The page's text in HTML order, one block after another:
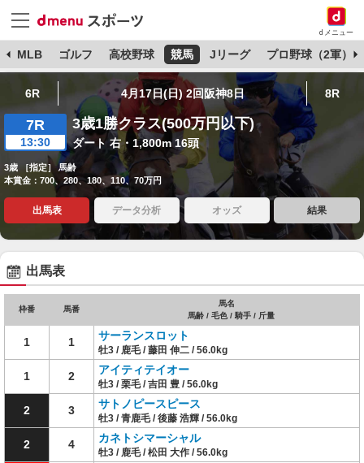
dメニュー
MLB ゴルフ 高校野球 競馬 Jリーグ プロ野球（2軍）
6R 4月17日(日) 2回阪神8日 8R
7R
13:30
3歳1勝クラス(500万円以下)
ダート 右・1,800m 16頭
3歳 ［指定］ 馬齢
本賞金：700、280、180、110、70万円
出馬表 データ分析 オッズ 結果
出馬表
枠番 馬番
馬名
馬齢 / 毛色 / 騎手 / 斤量
1 1 サーランスロット
牡3 / 鹿毛 / 藤田 伸二 / 56.0kg
1 2 アイティテイオー
牡3 / 栗毛 / 吉田 豊 / 56.0kg
2 3 サトノピースピース
牡3 / 青鹿毛 / 後藤 浩輝 / 56.0kg
2 4 カネトシマーシャル
牡3 / 鹿毛 / 松田 大作 / 56.0kg